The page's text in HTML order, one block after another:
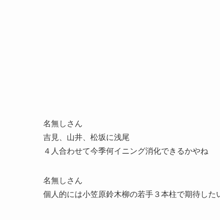
名無しさん
吉見、山井、松坂に浅尾
４人合わせて今季何イニング消化できるかやね
名無しさん
個人的には小笠原鈴木柳の若手３本柱で期待した